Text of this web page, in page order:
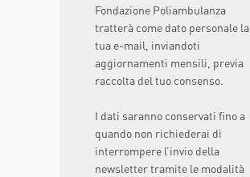
Fondazione Poliambulanza
tratterà come dato personale la
tua e-mail, inviandoti
aggiornamenti mensili, previa
raccolta del tuo consenso.
I dati saranno conservati fino a
quando non richiederai di
interrompere l’invio della
newsletter tramite le modalità